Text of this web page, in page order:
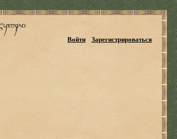
Войти Зарегистрироваться